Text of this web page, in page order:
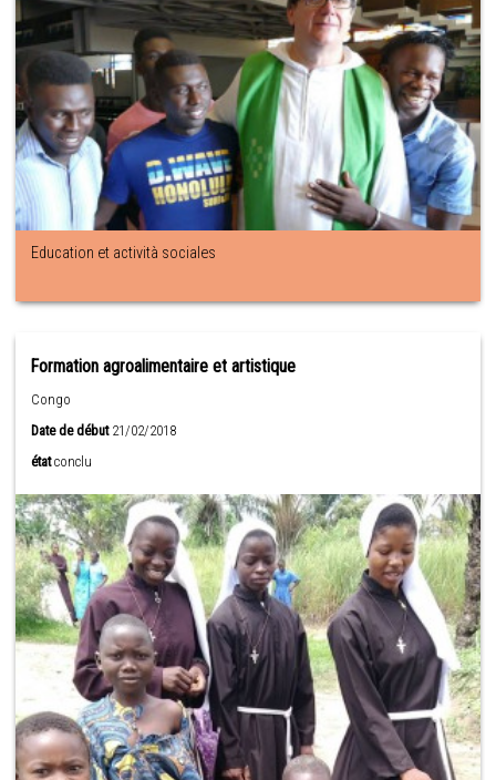
Education et actività sociales
Formation agroalimentaire et artistique
Congo
Date de début21/02/2018
état conclu